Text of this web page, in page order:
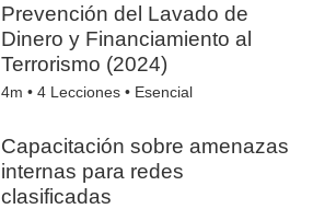
Prevención del Lavado de
Dinero y Financiamiento al
Terrorismo (2024)
4m •4 Lecciones • Esencial
Capacitación sobre amenazas
internas para redes
clasificadas